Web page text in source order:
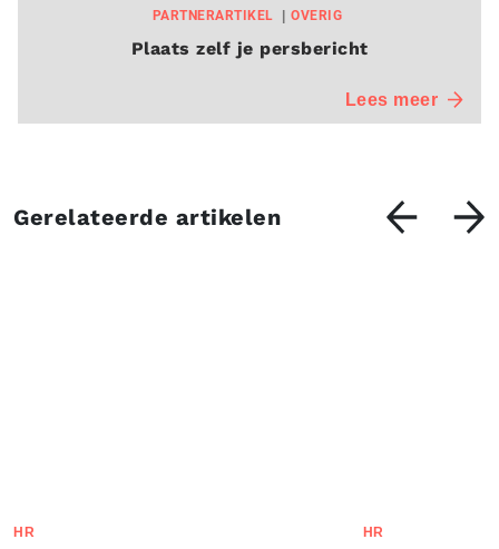
PARTNERARTIKEL OVERIG
Plaats zelf je persbericht
Lees meer
Gerelateerde artikelen
HR HR